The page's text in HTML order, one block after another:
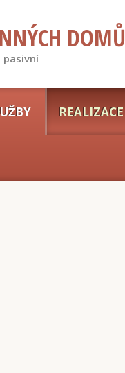
DOMŮ
pasivní
REALIZACE